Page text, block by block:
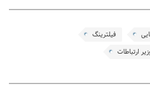
فیلترینگ
ارتباطات